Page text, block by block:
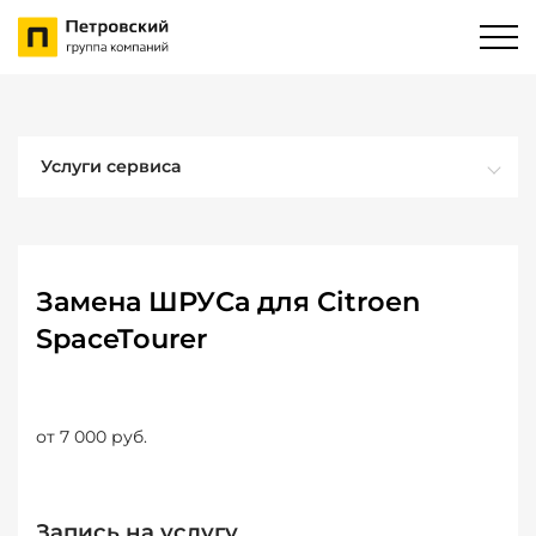
Услуги сервиса
Замена ШРУСа для Citroen
SpaceTourer
от 7 000 руб.